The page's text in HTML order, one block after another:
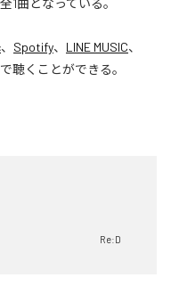
1曲となっている。
、 Spotify、 LINE MUSIC、
聴くことができる。
Re:D